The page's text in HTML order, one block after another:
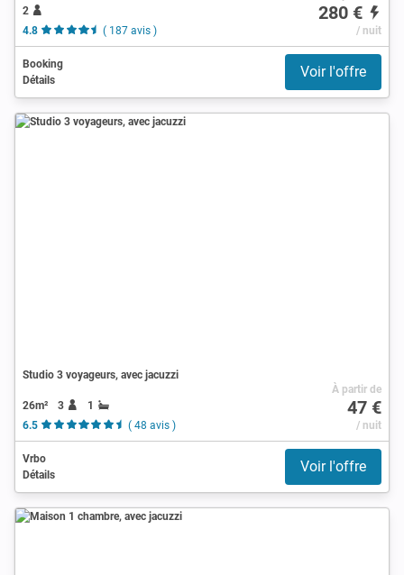
2
4.8
( 187 avis )
280 €
/ nuit
Booking
Détails
Voir l'offre
Studio 3 voyageurs, avec jacuzzi
26m² 3
1
6.5
( 48 avis )
À partir de
47 €
/ nuit
Vrbo
Détails
Voir l'offre